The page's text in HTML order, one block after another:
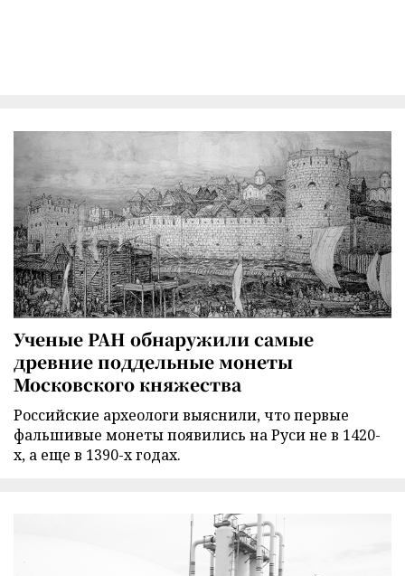
Ученые РАН обнаружили самые
древние поддельные монеты
Московского княжества
Российские археологи выяснили, что первые
фальшивые монеты появились на Руси не в 1420-
х, а еще в 1390-х годах.